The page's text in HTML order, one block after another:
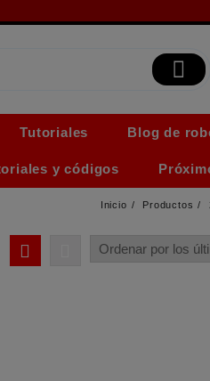
Tutoriales Blog de
y códigos
Inicio Productos